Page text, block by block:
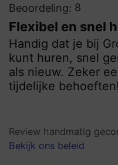
Beoordeling: 8
Flexibel en snel
Handig dat je bij
kunt huren, snel
als nieuw. Zeker
tijdelijke behoeften!
Review handmatig
Bekijk ons beleid